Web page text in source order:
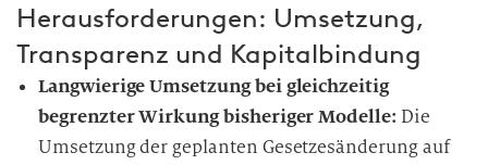
Herausforderungen: Umsetzung,
Transparenz und Kapitalbindung
Langwierige Umsetzung bei gleichzeitig
begrenzter Wirkung bisheriger Modelle: Die
Umsetzung der geplanten Gesetzesänderung auf